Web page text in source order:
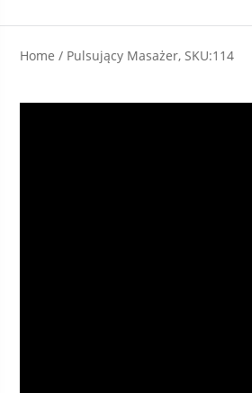
Home / Pulsujący Masażer, SKU:114